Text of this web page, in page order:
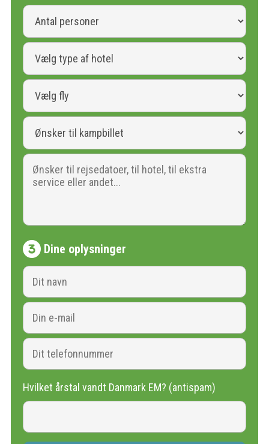
Dine oplysninger
Hvilket årstal vandt Danmark EM? (antispam)